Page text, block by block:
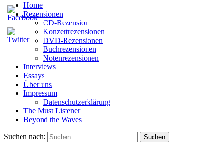
Home
Rezensionen
CD-Rezension
Konzertrezensionen
DVD-Rezensionen
Buchrezensionen
Notenrezensionen
Interviews
Essays
Über uns
Impressum
Datenschutzerklärung
The Must Listener
Beyond the Waves
Suchen nach: